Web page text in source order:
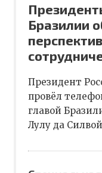
Бразилии
Президент
провёл
главой
Лулу да